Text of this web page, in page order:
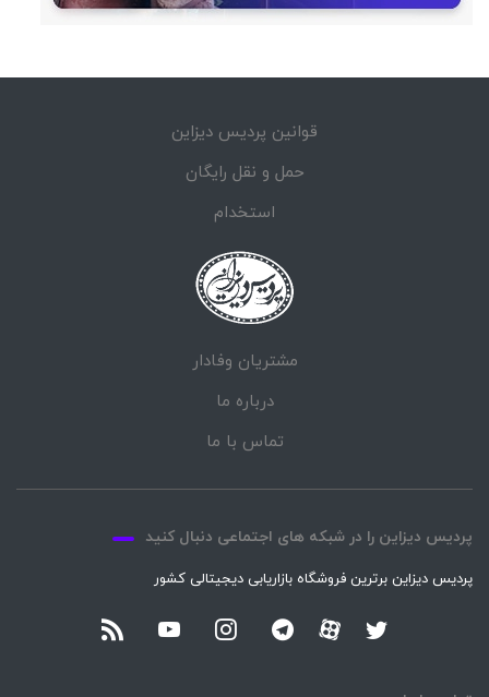
قوانین پردیس دیزاین
حمل و نقل رایگان
استخدام
مشتریان وفادار
درباره ما
تماس با ما
پردیس دیزاین را در شبکه های اجتماعی دنبال کنید
پردیس دیزاین برترین فروشگاه بازاریابی دیجیتالی کشور